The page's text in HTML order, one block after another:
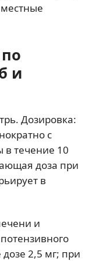
и
Дозировка:
с
течение 10
доза при
в
и
2,5 мг; при